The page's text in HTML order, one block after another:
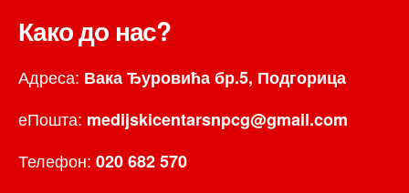
Како до нас?
Адреса: Вака Ђуровића бр.5, Подгорица
еПошта: medijskicentarsnpcg@gmail.com
Телефон: 020 682 570